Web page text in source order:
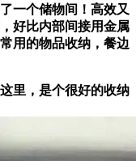
一个储物间！高效又
好比内部间接用金属
用的物品收纳，餐边
里，是个很好的收纳